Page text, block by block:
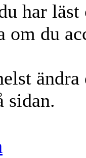
har läst
om du
sidan.